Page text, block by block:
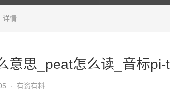
详情
意思_peat怎么读_音标pi-t
· 有资有料